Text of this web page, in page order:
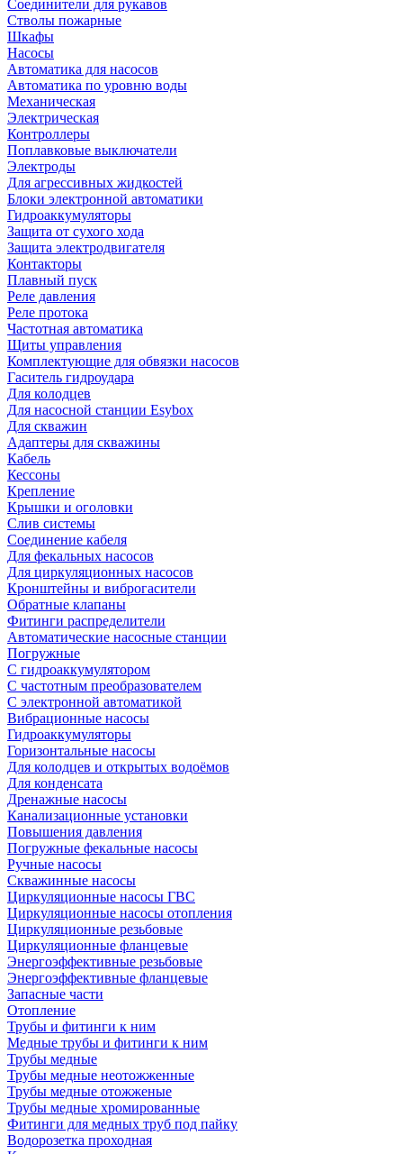
Соединители для рукавов
Стволы пожарные
Шкафы
Насосы
Автоматика для насосов
Автоматика по уровню воды
Механическая
Электрическая
Контроллеры
Поплавковые выключатели
Электроды
Для агрессивных жидкостей
Блоки электронной автоматики
Гидроаккумуляторы
Защита от сухого хода
Защита электродвигателя
Контакторы
Плавный пуск
Реле давления
Реле протока
Частотная автоматика
Щиты управления
Комплектующие для обвязки насосов
Гаситель гидроудара
Для колодцев
Для насосной станции Esybox
Для скважин
Адаптеры для скважины
Кабель
Кессоны
Крепление
Крышки и оголовки
Слив системы
Соединение кабеля
Для фекальных насосов
Для циркуляционных насосов
Кронштейны и виброгасители
Обратные клапаны
Фитинги распределители
Автоматические насосные станции
Погружные
С гидроаккумулятором
С частотным преобразователем
С электронной автоматикой
Вибрационные насосы
Гидроаккумуляторы
Горизонтальные насосы
Для колодцев и открытых водоёмов
Для конденсата
Дренажные насосы
Канализационные установки
Повышения давления
Погружные фекальные насосы
Ручные насосы
Скважинные насосы
Циркуляционные насосы ГВС
Циркуляционные насосы отопления
Циркуляционные резьбовые
Циркуляционные фланцевые
Энергоэффективные резьбовые
Энергоэффективные фланцевые
Запасные части
Отопление
Трубы и фитинги к ним
Медные трубы и фитинги к ним
Трубы медные
Трубы медные неотожженные
Трубы медные отожженые
Трубы медные хромированные
Фитинги для медных труб под пайку
Водорозетка проходная